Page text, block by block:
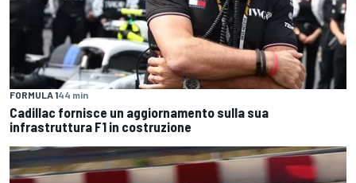
FORMULA 144 min
Cadillac fornisce un aggiornamento sulla sua
infrastruttura F1 in costruzione